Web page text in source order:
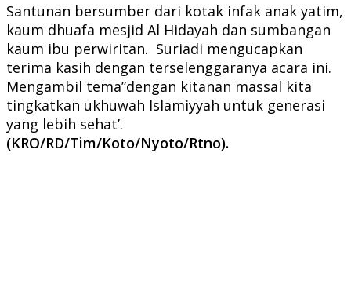
Santunan bersumber dari kotak infak anak yatim,
kaum dhuafa mesjid Al Hidayah dan sumbangan
kaum ibu perwiritan. Suriadi mengucapkan
terima kasih dengan terselenggaranya acara ini.
Mengambil tema”dengan kitanan massal kita
tingkatkan ukhuwah Islamiyyah untuk generasi
yang lebih sehat’.
(KRO/RD/Tim/Koto/Nyoto/Rtno).